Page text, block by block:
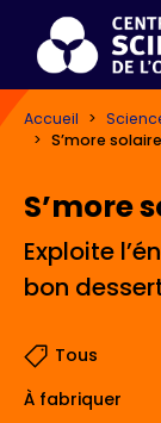
Accueil
S’more solaire
S’more
Exploite
bon
Tous
À fabriquer